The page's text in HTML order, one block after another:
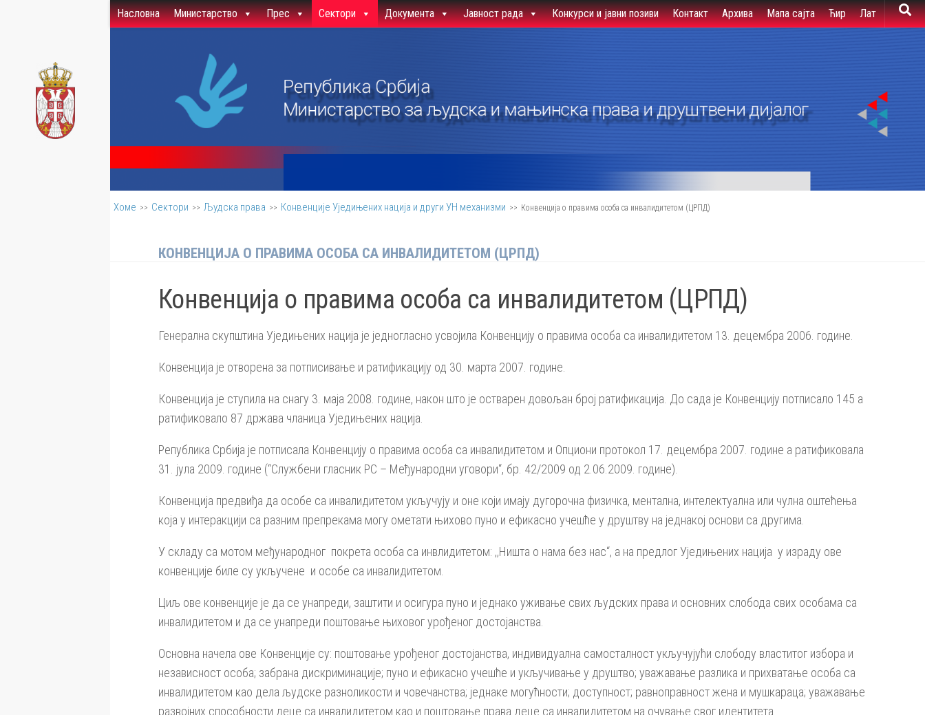
Насловна Прес
Министарство Сектори Документа Јавност рада Конкурси и јавни позиви Контакт Архива Мапа сајта Ћир Лат
Хоме >> Сектори >> Људска права >> Конвенције Уједињених нација и други УН механизми >> Конвенција о правима особа са инвалидитетом (ЦРПД)
КОНВЕНЦИЈА О ПРАВИМА ОСОБА СА ИНВАЛИДИТЕТОМ (ЦРПД)
Конвенција о правима особа са инвалидитетом (ЦРПД)
Генерална скупштина Уједињених нација је једногласно усвојила Конвенцију о правима особа са инвалидитетом 13. децембра 2006. године.
Конвенција је отворена за потписивање и ратификацију од 30. марта 2007. године.
Конвенција је ступила на снагу 3. маја 2008. године, након што је остварен довољан број ратификација. До сада је Конвенцију потписало 145 а
ратификовало 87 држава чланица Уједињених нација.
Република Србија је потписала Конвенцију о правима особа са инвалидитетом и Опциони протокол 17. децембра 2007. године а ратификовала
31. јула 2009. године (“Службени гласник РС – Међународни уговори“, бр. 42/2009 од 2.06.2009. године).
Конвенција предвиђа да особе са инвалидитетом укључују и оне који имају дугорочна физичка, ментална, интелектуална или чулна оштећења
која у интеракцији са разним препрекама могу ометати њихово пуно и ефикасно учешће у друштву на једнакој основи са другима.
У складу са мотом међународног покрета особа са инвлидитетом: ,,Ништа о нама без нас“, а на предлог Уједињених нација у израду ове
конвенције биле су укључене и особе са инвалидитетом.
Циљ ове конвенције је да се унапреди, заштити и осигура пуно и једнако уживање свих људских права и основних слобода свих особама са
инвалидитетом и да се унапреди поштовање њиховог урођеног достојанства.
Основна начела ове Конвенције су: поштовање урођеног достојанства, индивидуална самосталност укључујући слободу властитог избора и
независност особа; забрана дискриминације; пуно и ефикасно учешће и укључивање у друштво; уважавање разлика и прихватање особа са
инвалидитетом као дела људске разноликости и човечанства; једнаке могућности; доступност; равноправност жена и мушкараца; уважавање
развојних способности деце са инвалидитетом као и поштовање права деце са инвалидитетом на очување свог идентитета.